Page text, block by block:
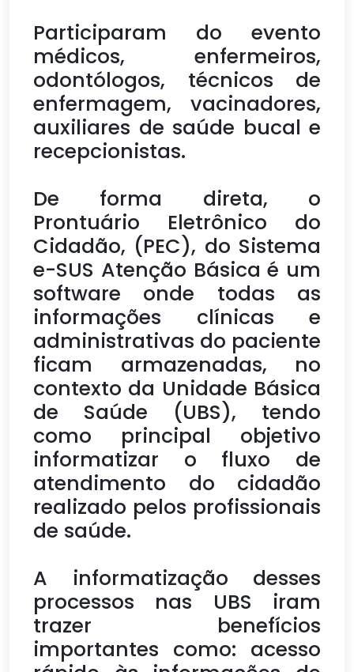
Participaram do evento
médicos, enfermeiros,
odontólogos, técnicos de
enfermagem, vacinadores,
auxiliares de saúde bucal e
recepcionistas.
De forma direta, o
Prontuário Eletrônico do
Cidadão, (PEC), do Sistema
e-SUS Atenção Básica é um
software onde todas as
informações clínicas e
administrativas do paciente
ficam armazenadas, no
contexto da Unidade Básica
de Saúde (UBS), tendo
como principal objetivo
informatizar o fluxo de
atendimento do cidadão
realizado pelos profissionais
de saúde.
A informatização desses
processos nas UBS iram
trazer benefícios
importantes como: acesso